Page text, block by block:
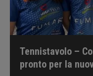
Tennistavolo –
pronto per la